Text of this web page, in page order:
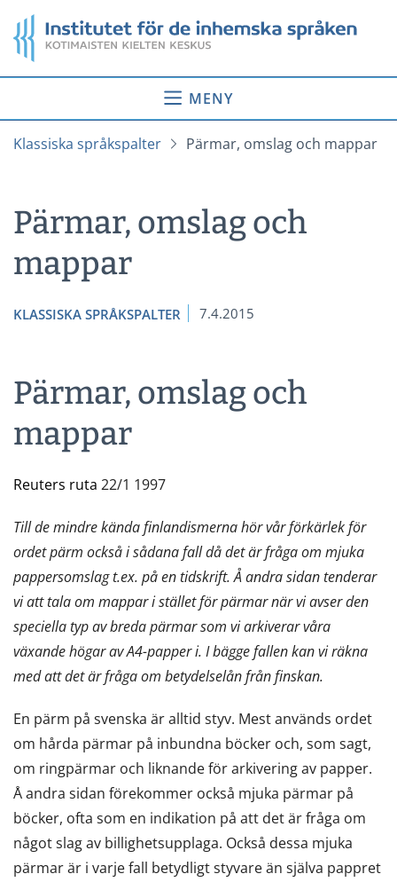
till
innehåll
Startsida
MENY
Klassiska språkspalter Pärmar, omslag och mappar
Pärmar, omslag och
mappar
KLASSISKA SPRÅKSPALTER 7.4.2015
Pärmar, omslag och
mappar
Reuters ruta 22/1 1997
Till de mindre kända finlandismerna hör vår förkärlek för
ordet pärm också i sådana fall då det är fråga om mjuka
pappersomslag t.ex. på en tidskrift. Å andra sidan tenderar
vi att tala om mappar i stället för pärmar när vi avser den
speciella typ av breda pärmar som vi arkiverar våra
växande högar av A4-papper i. I bägge fallen kan vi räkna
med att det är fråga om betydelselån från finskan.
En pärm på svenska är alltid styv. Mest används ordet
om hårda pärmar på inbundna böcker och, som sagt,
om ringpärmar och liknande för arkivering av papper.
Å andra sidan förekommer också mjuka pärmar på
böcker, ofta som en indikation på att det är fråga om
något slag av billighetsupplaga. Också dessa mjuka
pärmar är i varje fall betydligt styvare än själva pappret